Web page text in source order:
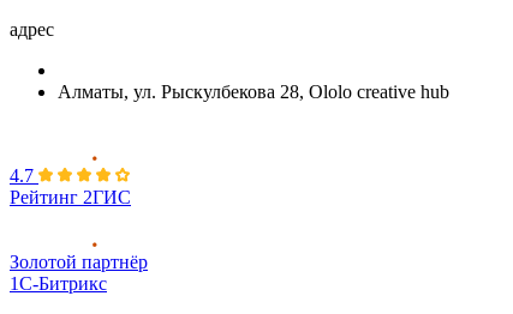
адрес
Алматы, ул. Рыскулбекова 28, Ololo creative hub
4.7
Рейтинг 2ГИС
Золотой партнёр
1С-Битрикс